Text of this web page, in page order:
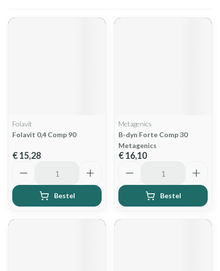
Folavit
Folavit 0,4 Comp 90
€ 15,28
Bestel
Metagenics
B-dyn Forte Comp 30
Metagenics
€ 16,10
Bestel